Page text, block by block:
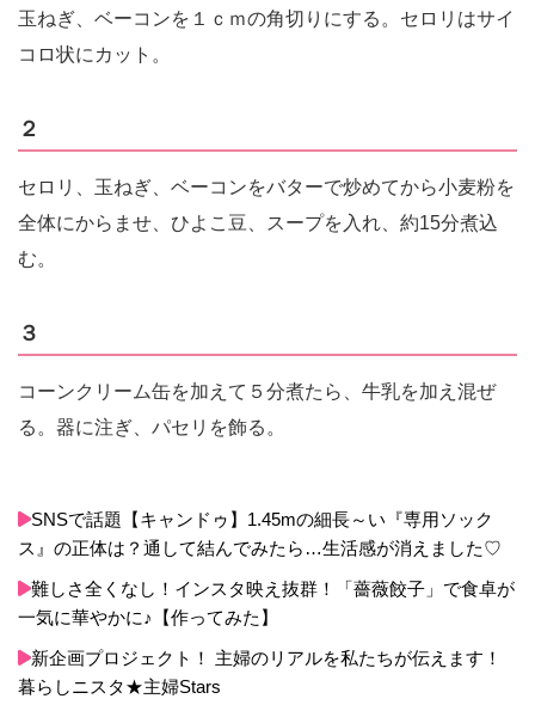
玉ねぎ、ベーコンを１ｃｍの角切りにする。セロリはサイ
コロ状にカット。
２
セロリ、玉ねぎ、ベーコンをバターで炒めてから小麦粉を
全体にからませ、ひよこ豆、スープを入れ、約15分煮込
む。
３
コーンクリーム缶を加えて５分煮たら、牛乳を加え混ぜ
る。器に注ぎ、パセリを飾る。
SNSで話題【キャンドゥ】1.45mの細長～い『専用ソック
ス』の正体は？通して結んでみたら…生活感が消えました♡
難しさ全くなし！インスタ映え抜群！「薔薇餃子」で食卓が
一気に華やかに♪【作ってみた】
新企画プロジェクト！ 主婦のリアルを私たちが伝えます！
暮らしニスタ★主婦Stars